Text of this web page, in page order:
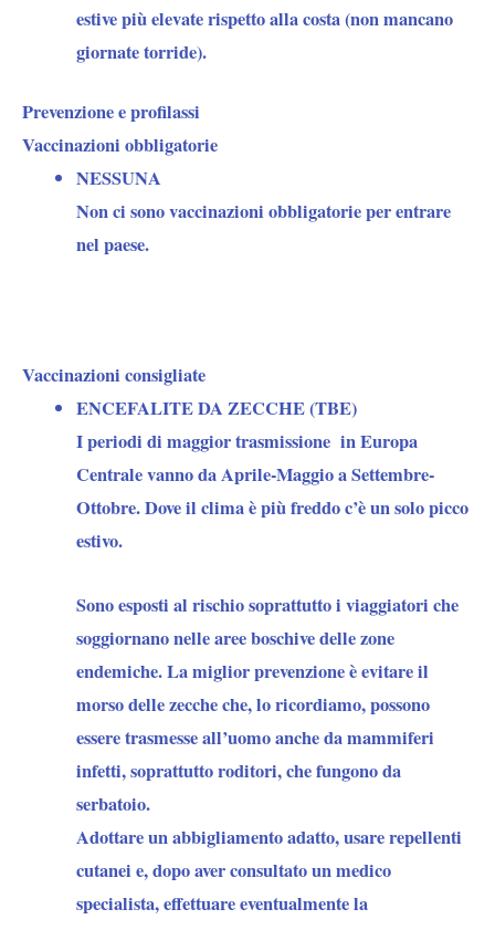
estive più elevate rispetto alla costa (non mancano
giornate torride).
Prevenzione e profilassi
Vaccinazioni obbligatorie
NESSUNA
Non ci sono vaccinazioni obbligatorie per entrare
nel paese.
Vaccinazioni consigliate
ENCEFALITE DA ZECCHE (TBE)
I periodi di maggior trasmissione in Europa
Centrale vanno da Aprile-Maggio a Settembre-
Ottobre. Dove il clima è più freddo c’è un solo picco
estivo.
Sono esposti al rischio soprattutto i viaggiatori che
soggiornano nelle aree boschive delle zone
endemiche. La miglior prevenzione è evitare il
morso delle zecche che, lo ricordiamo, possono
essere trasmesse all’uomo anche da mammiferi
infetti, soprattutto roditori, che fungono da
serbatoio.
Adottare un abbigliamento adatto, usare repellenti
cutanei e, dopo aver consultato un medico
specialista, effettuare eventualmente la